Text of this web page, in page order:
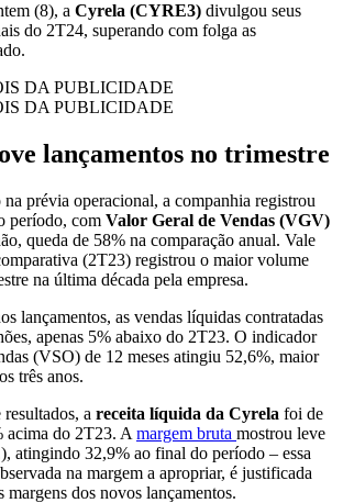
(8), a Cyrela (CYRE3) divulgou seus
do 2T24, superando com folga as
DA PUBLICIDADE
DA PUBLICIDADE
lançamentos no trimestre
prévia operacional, a companhia registrou
período, com Valor Geral de Vendas (VGV)
queda de 58% na comparação anual. Vale
(2T23) registrou o maior volume
na última década pela empresa.
lançamentos, as vendas líquidas contratadas
apenas 5% abaixo do 2T23. O indicador
(VSO) de 12 meses atingiu 52,6%, maior
três anos.
a receita líquida da Cyrela foi de
acima do 2T23. A margem bruta mostrou leve
atingindo 32,9% ao final do período – essa
na margem a apropriar, é justificada
margens dos novos lançamentos.